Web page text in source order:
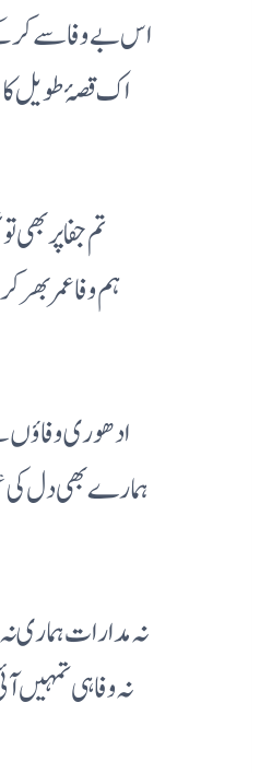
اس بے وفا سے کر
اک قصۂ طویل
تم جفا پر بھی
ہم وفا عمر
ادھوری وفاؤں
ہمارے بھی دل
نہ مدارات
نہ وفا ہی تمہیں